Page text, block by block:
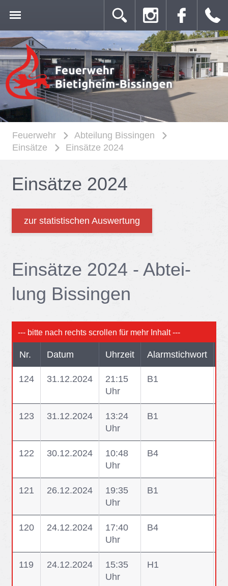
Feuerwehr
Abteilung Bissingen
Einsätze
Einsätze 2024
Ein­sät­ze 2024
zur statistischen Auswertung
Ein­sät­ze 2024 - Ab­tei­
lung Bis­sin­gen
Nr. Datum Uhrzeit Alarmstichwort
124 31.12.2024
21:15
Uhr
B1
123 31.12.2024
13:24
Uhr
B1
122 30.12.2024
10:48
Uhr
B4
121 26.12.2024
19:35
Uhr
B1
120 24.12.2024
17:40
Uhr
B4
119 24.12.2024
15:35
Uhr
H1